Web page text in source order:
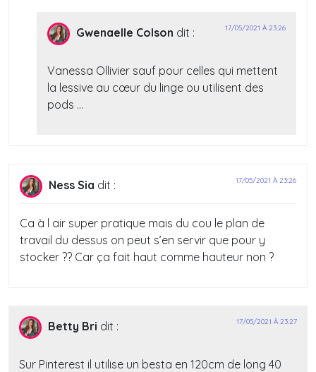
Gwenaelle Colson dit : 17/05/2021 À 23:26
Vanessa Ollivier sauf pour celles qui mettent
la lessive au cœur du linge ou utilisent des
pods …
Ness Sia dit : 17/05/2021 À 23:26
Ca à l air super pratique mais du cou le plan de
travail du dessus on peut s’en servir que pour y
stocker ?? Car ça fait haut comme hauteur non ?
Betty Bri dit : 17/05/2021 À 23:27
Sur Pinterest il utilise un besta en 120cm de long 40